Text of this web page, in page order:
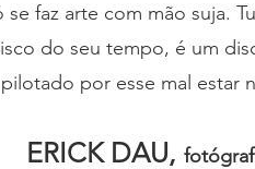
se faz arte com mão suja.
do seu tempo, é um
por esse mal
ERICK DAU,